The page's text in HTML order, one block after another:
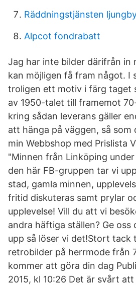
Räddningstjänsten
Alpcot fondrabatt
Jag har inte bilder därifrån in
kan möjligen få fram något. I
troligen ett motiv i färg taget
av 1950-talet till framemot
kring sådan leverans gäller
att hänga på väggen, så som
min Webbshop med Prislista
"Minnen från Linköping
den här FB-gruppen tar vi
stad, gamla minnen,
fritid diskuteras samt prylar
upplevelse! Vill du att vi
andra häftiga ställen? Ge oss
upp så löser vi det!Stort tack
retrobilder på herrmode från
kommer att göra din dag
2015, kl 10:26 Det är svårt